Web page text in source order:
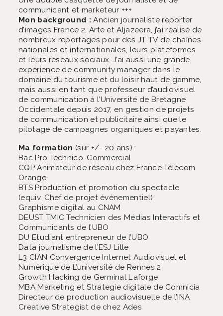
communicant et marketeur +++
Mon background : Ancien journaliste reporter
d’images France 2, Arte et Aljazeera, j’ai réalisé de
nombreux reportages pour des JT TV de chaînes
nationales et internationales, leurs plateformes
et leurs réseaux sociaux. J’ai aussi une grande
expérience de community manager dans le
domaine du tourisme et du loisir haut de gamme,
mais aussi en tant que professeur d’audiovisuel
de communication à l’Université de Bretagne
Occidentale depuis 2017, en gestion de projets
de communication et publicitaire ainsi que le
pilotage de campagnes organiques et payantes.
Ma formation (sur +/- 20 ans) :
Bac Pro Technico-Commercial
CQP Animateur de réseau chez France Télécom
Orange
BTS Production et promotion du spectacle
(equiv. Chef de projet événementiel)
Graphisme digital au CNAM
DEUST TMIC Technicien des Médias Interactifs et
Communicants de l’UBO
DU Etudiant entrepreneur de l’UBO
Data journalisme de l’ESJ Lille
L3 CIAN Convergence Internet Audiovisuel et
Numérique de L’université de Rennes 2
Growth Hacking de Germinal Laforge
MBA Marketing et Strategie digitale de Comnicia
Directeur de production audiovisuelle de l’INA
Creative Strategist de chez Ades